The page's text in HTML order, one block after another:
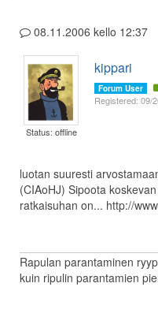
08.11.2006 kello 12:37
Status: offline
kippari
Forum User
Registered: 09/
luotan suuresti
(CIAoHJ) Sipoota
ratkaisuhan on... http://
Rapulan parantaminen
kuin ripulin parantamien